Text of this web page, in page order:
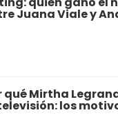
Juana Viale y
qué Mirtha
los